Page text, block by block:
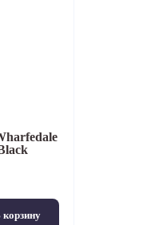
корзину